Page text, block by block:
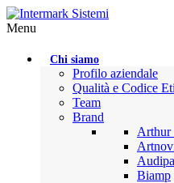
Menu
Chi siamo
Profilo aziendale
Qualità e Codice
Team
Brand
Arthur
Biamp